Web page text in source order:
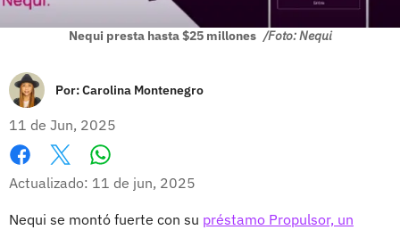
Nequi presta hasta $25 millones /Foto: Nequi
Por:Carolina Montenegro
11 de Jun, 2025
Facebook
X
Actualizado: 11 de jun, 2025
Nequi se montó fuerte con su préstamo Propulsor, un